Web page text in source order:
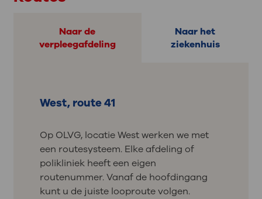
Naar de
verpleegafdeling
Naar het
ziekenhuis
West, route 41
Op OLVG, locatie West werken we met
een routesysteem. Elke afdeling of
polikliniek heeft een eigen
routenummer. Vanaf de hoofdingang
kunt u de juiste looproute volgen.